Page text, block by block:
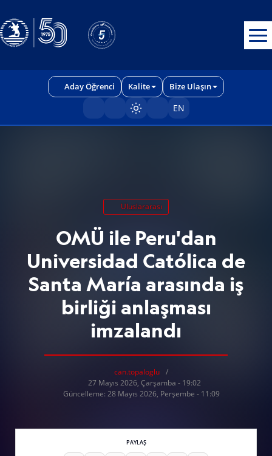
Aday Öğrenci Kalite Bize Ulaşın
Sayfayı karart/aç
EN
Uluslararası
OMÜ ile Peru'dan
Universidad Católica de
Santa María arasında iş
birliği anlaşması
imzalandı
can.topaloglu
27 Mayıs 2026, Çarşamba - 19:02
Güncelleme: 28 Mayıs 2026, Perşembe - 11:09
PAYLAŞ